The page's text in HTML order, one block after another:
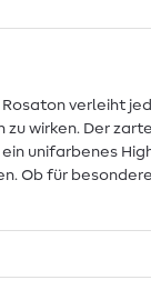
verleiht
wirken. Der
unifarbenes
Ob für